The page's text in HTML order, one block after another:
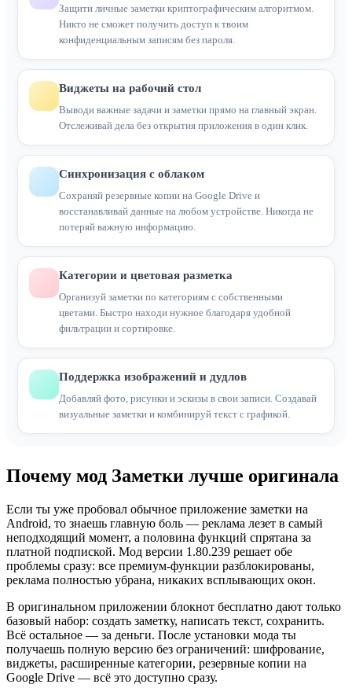
Защити личные заметки криптографическим алгоритмом.
Никто не сможет получить доступ к твоим
конфиденциальным записям без пароля.
Виджеты на рабочий стол
Выводи важные задачи и заметки прямо на главный экран.
Отслеживай дела без открытия приложения в один клик.
Синхронизация с облаком
Сохраняй резервные копии на Google Drive и
восстанавливай данные на любом устройстве. Никогда не
потеряй важную информацию.
Категории и цветовая разметка
Организуй заметки по категориям с собственными
цветами. Быстро находи нужное благодаря удобной
фильтрации и сортировке.
Поддержка изображений и дудлов
Добавляй фото, рисунки и эскизы в свои записи. Создавай
визуальные заметки и комбинируй текст с графикой.
Почему мод Заметки лучше оригинала
Если ты уже пробовал обычное приложение заметки на
Android, то знаешь главную боль — реклама лезет в самый
неподходящий момент, а половина функций спрятана за
платной подпиской. Мод версии 1.80.239 решает обе
проблемы сразу: все премиум-функции разблокированы,
реклама полностью убрана, никаких всплывающих окон.
В оригинальном приложении блокнот бесплатно дают только
базовый набор: создать заметку, написать текст, сохранить.
Всё остальное — за деньги. После установки мода ты
получаешь полную версию без ограничений: шифрование,
виджеты, расширенные категории, резервные копии на
Google Drive — всё это доступно сразу.